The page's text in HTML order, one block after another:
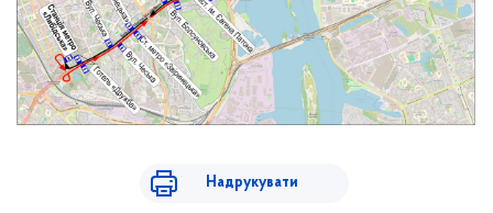
Надрукувати